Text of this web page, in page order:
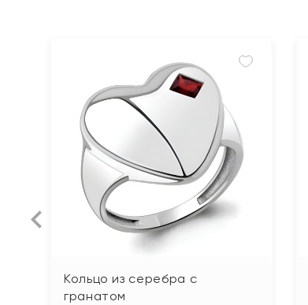
Кольцо из серебра с
гранатом